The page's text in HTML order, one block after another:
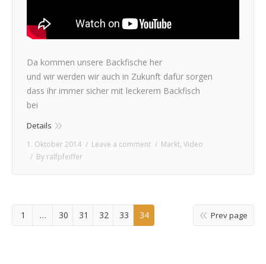
Da kommen unsere Backfische her
und wir werden wir auch in Zukunft dafür sorgen
dass ihr immer sicher mit leckerem Backfisch
bei
Details
1. Oktober 2014 Leave a comment Markt, Video
By ralfpfeiffer
1 … 30 31 32 33 34 Prev page